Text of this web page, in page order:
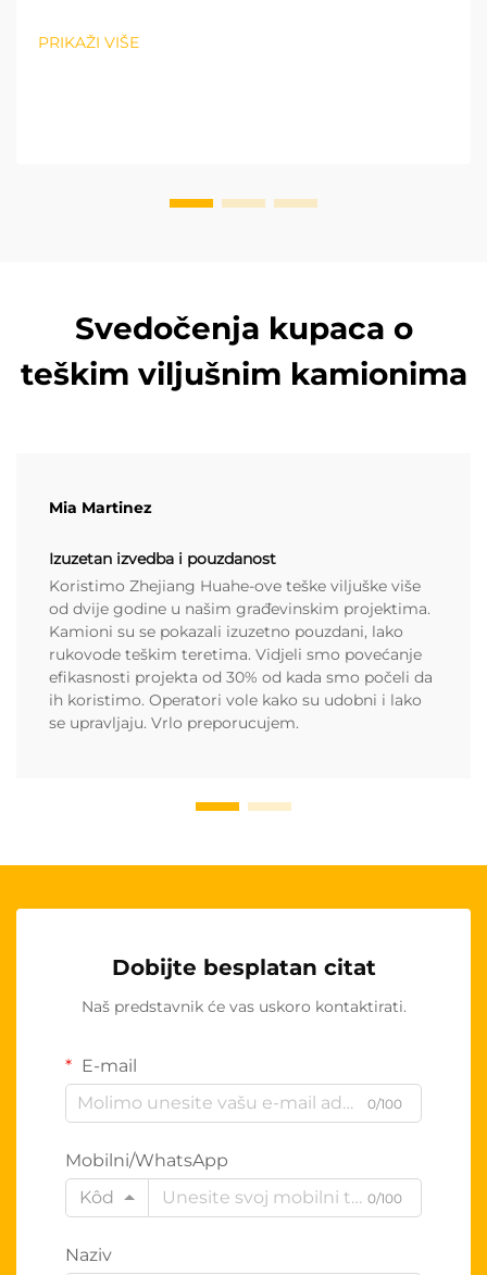
skladištenje. Ovi tipovi viljušara se koriste za prevoz
teških i golih materijala kao što su čelik, granuli...
PRIKAŽI VIŠE
Svedočenja kupaca o
teškim viljušnim kamionima
Mia Martinez
Izuzetan izvedba i pouzdanost
Koristimo Zhejiang Huahe-ove teške viljuške više
od dvije godine u našim građevinskim projektima.
Kamioni su se pokazali izuzetno pouzdani, lako
rukovode teškim teretima. Vidjeli smo povećanje
efikasnosti projekta od 30% od kada smo počeli da
ih koristimo. Operatori vole kako su udobni i lako
se upravljaju. Vrlo preporucujem.
Dobijte besplatan citat
Naš predstavnik će vas uskoro kontaktirati.
E-mail
0/100
Mobilni/WhatsApp
Kôd
0/100
Naziv